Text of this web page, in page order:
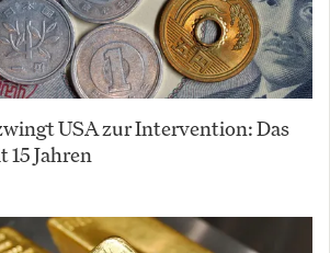
USA zur Intervention: Das
15 Jahren